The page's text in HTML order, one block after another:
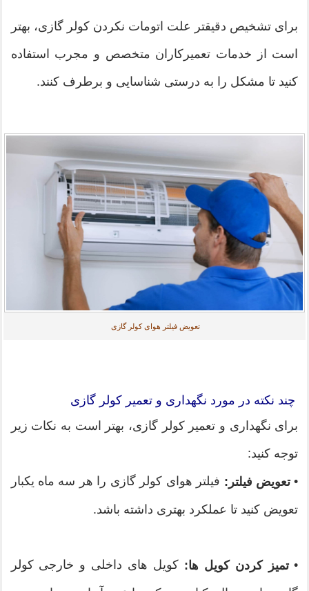
برای تشخیص دقیقتر علت اتومات نکردن کولر گازی، بهتر
است از خدمات تعمیرکاران متخصص و مجرب استفاده
کنید تا مشکل را به درستی شناسایی و برطرف کنند.
تعویض فیلتر هوای کولر گازی
چند نکته در مورد نگهداری و تعمیر کولر گازی
برای نگهداری و تعمیر کولر گازی، بهتر است به نکات زیر
توجه کنید:
•تعویض فیلتر: فیلتر هوای کولر گازی را هر سه ماه یکبار
تعویض کنید تا عملکرد بهتری داشته باشد.
•تمیز کردن کویل ها: کویل های داخلی و خارجی کولر